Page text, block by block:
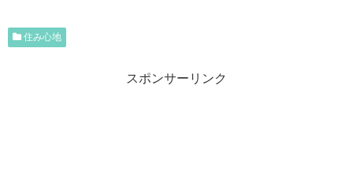
住み心地
スポンサーリンク